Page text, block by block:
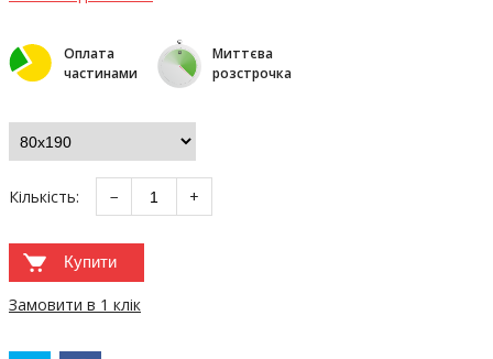
Оплата
частинами
Миттєва
розстрочка
Кількість: − +
Купити
Замовити в 1 клік